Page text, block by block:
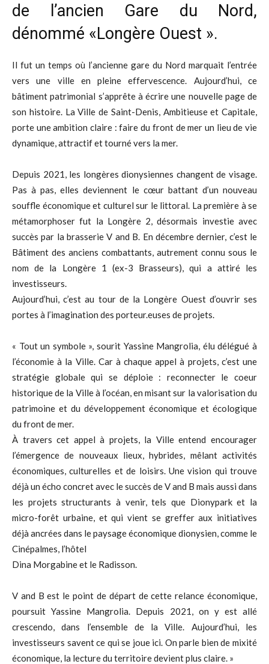
de l’ancien Gare du Nord,
dénommé «Longère Ouest ».
Il fut un temps où l’ancienne gare du Nord marquait l’entrée
vers une ville en pleine effervescence. Aujourd’hui, ce
bâtiment patrimonial s’apprête à écrire une nouvelle page de
son histoire. La Ville de Saint-Denis, Ambitieuse et Capitale,
porte une ambition claire : faire du front de mer un lieu de vie
dynamique, attractif et tourné vers la mer.
Depuis 2021, les longères dionysiennes changent de visage.
Pas à pas, elles deviennent le cœur battant d’un nouveau
souffle économique et culturel sur le littoral. La première à se
métamorphoser fut la Longère 2, désormais investie avec
succès par la brasserie V and B. En décembre dernier, c’est le
Bâtiment des anciens combattants, autrement connu sous le
nom de la Longère 1 (ex-3 Brasseurs), qui a attiré les
investisseurs.
Aujourd’hui, c’est au tour de la Longère Ouest d’ouvrir ses
portes à l’imagination des porteur.euses de projets.
« Tout un symbole », sourit Yassine Mangrolia, élu délégué à
l’économie à la Ville. Car à chaque appel à projets, c’est une
stratégie globale qui se déploie : reconnecter le coeur
historique de la Ville à l’océan, en misant sur la valorisation du
patrimoine et du développement économique et écologique
du front de mer.
À travers cet appel à projets, la Ville entend encourager
l’émergence de nouveaux lieux, hybrides, mêlant activités
économiques, culturelles et de loisirs. Une vision qui trouve
déjà un écho concret avec le succès de V and B mais aussi dans
les projets structurants à venir, tels que Dionypark et la
micro-forêt urbaine, et qui vient se greffer aux initiatives
déjà ancrées dans le paysage économique dionysien, comme le
Cinépalmes, l’hôtel
Dina Morgabine et le Radisson.
V and B est le point de départ de cette relance économique,
poursuit Yassine Mangrolia. Depuis 2021, on y est allé
crescendo, dans l’ensemble de la Ville. Aujourd’hui, les
investisseurs savent ce qui se joue ici. On parle bien de mixité
économique, la lecture du territoire devient plus claire. »